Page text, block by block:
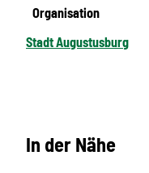
Organisation
Stadt Augustusburg
In der Nähe